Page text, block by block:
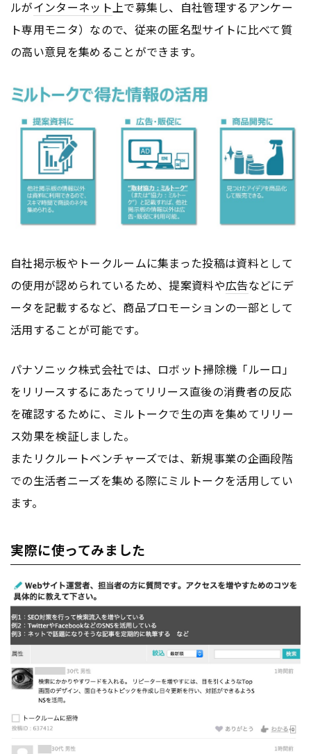
ルがインターネット上で募集し、自社管理するアンケー
ト専用モニタ）なので、従来の匿名型サイトに比べて質
の高い意見を集めることができます。
自社掲示板やトークルームに集まった投稿は資料として
の使用が認められているため、提案資料や広告などにデ
ータを記載するなど、商品プロモーションの一部として
活用することが可能です。
パナソニック株式会社では、ロボット掃除機「ルーロ」
をリリースするにあたってリリース直後の消費者の反応
を確認するために、ミルトークで生の声を集めてリリー
ス効果を検証しました。
またリクルートベンチャーズでは、新規事業の企画段階
での生活者ニーズを集める際にミルトークを活用してい
ます。
実際に使ってみました